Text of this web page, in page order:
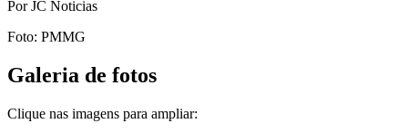
Por JC Noticias
Foto: PMMG
Galeria de fotos
Clique nas imagens para ampliar: